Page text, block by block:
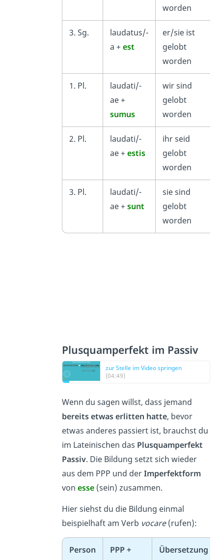
worden
3. Sg.
laudatus/-
a + est
er/sie ist
gelobt
worden
1. Pl.
laudati/-
ae +
sumus
wir sind
gelobt
worden
2. Pl.
laudati/-
ae + estis
ihr seid
gelobt
worden
3. Pl.
laudati/-
ae + sunt
sie sind
gelobt
worden
Plusquamperfekt im Passiv
zur Stelle im Video springen
(04:49)
Wenn du sagen willst, dass jemand
bereits etwas erlitten hatte, bevor
etwas anderes passiert ist, brauchst du
im Lateinischen das Plusquamperfekt
Passiv. Die Bildung setzt sich wieder
aus dem PPP und derImperfektform
von esse(sein) zusammen.
Hier siehst du die Bildung einmal
beispielhaft am Verb vocare(rufen):
Person
PPP +
Übersetzung